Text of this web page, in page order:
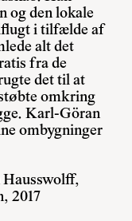
og den lokale
i tilfælde af
alt det
fra de
det til at
omkring
Karl-Göran
ombygninger
Hausswolff,
2017